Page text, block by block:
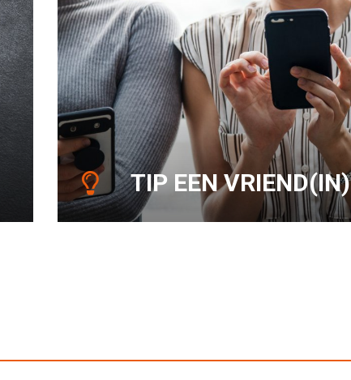
TIP EEN VRIEND(IN)